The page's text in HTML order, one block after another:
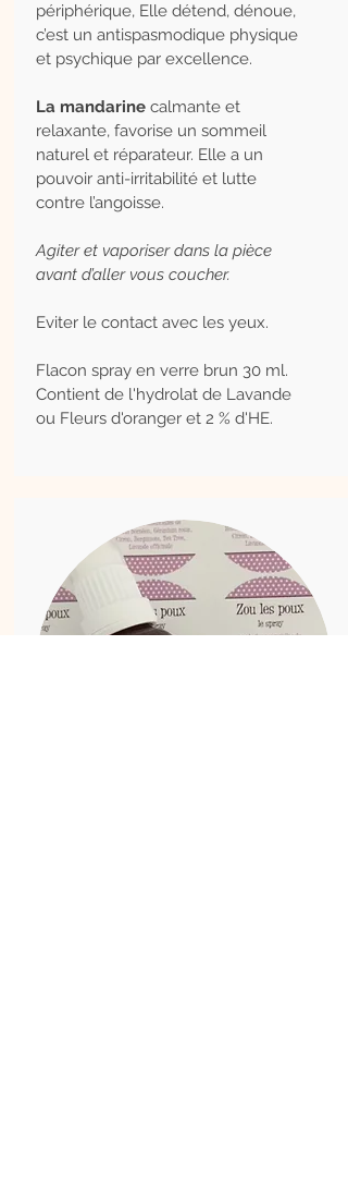
périphérique, Elle détend, dénoue,
c’est un antispasmodique physique
et psychique par excellence.
La mandarine calmante et
relaxante, favorise un sommeil
naturel et réparateur. Elle a un
pouvoir anti-irritabilité et lutte
contre l’angoisse.
Agiter et vaporiser dans la pièce
avant d’aller vous coucher.
Eviter le contact avec les yeux.
Flacon spray en verre brun 30 ml.
Contient de l'hydrolat de Lavande
ou Fleurs d'oranger et 2 % d'HE.